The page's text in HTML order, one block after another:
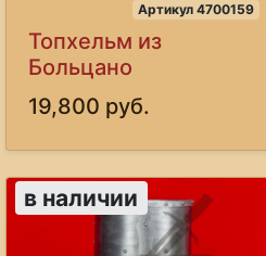
Артикул 4700159
Топхельм из
Больцано
19,800 руб.
в наличии